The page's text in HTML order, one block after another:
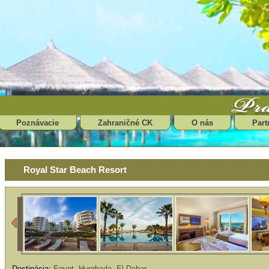
Poznávacie Zahraničné CK O nás
Royal Star Beach Resort